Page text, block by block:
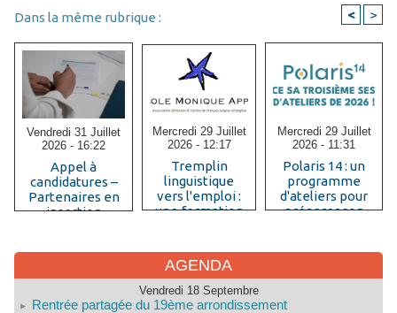
Dans la même rubrique : < >
Vendredi 31 Juillet
2026 - 16:22
Appel à
candidatures –
Partenaires en
insertion
réfugiés – Paris
Mercredi 29 Juillet
2026 - 12:17
Tremplin
linguistique
vers l'emploi :
une formation
immigrées
diplômées
Mercredi 29 Juillet
2026 - 11:31
Polaris 14 : un
programme
d'ateliers pour
préparer son
AGENDA
Vendredi 18 Septembre
Rentrée partagée du 19ème arrondissement